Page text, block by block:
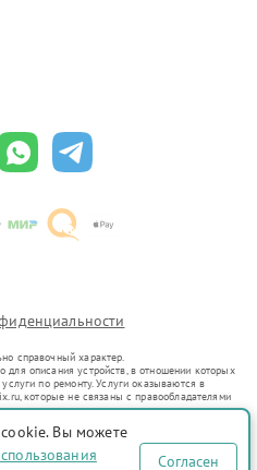
справочный характер.
для описания устройств, в отношении которых
по ремонту. Услуги оказываются в
которые не связаны с правообладателями
в гражданский оборот в соответствии
цели индивидуализации услуг или введения
о предоставляемых услугах по
cookie. Вы можете
Согласен